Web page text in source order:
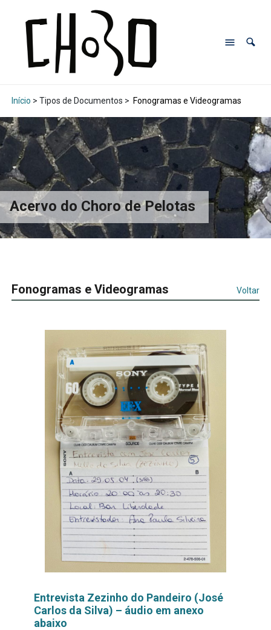
Início > Tipos de Documentos > Fonogramas e Videogramas
Acervo do Choro de Pelotas
Fonogramas e Videogramas Voltar
Entrevista Zezinho do Pandeiro (José
Carlos da Silva) – áudio em anexo
abaixo